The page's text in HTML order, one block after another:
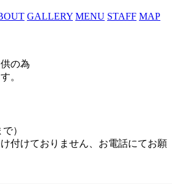
GALLERY MENU STAFF MAP
の為
。
）
付けておりません、お電話にてお願